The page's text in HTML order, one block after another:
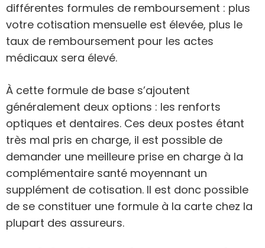
différentes formules de remboursement : plus
votre cotisation mensuelle est élevée, plus le
taux de remboursement pour les actes
médicaux sera élevé.
À cette formule de base s’ajoutent
généralement deux options : les renforts
optiques et dentaires. Ces deux postes étant
très mal pris en charge, il est possible de
demander une meilleure prise en charge à la
complémentaire santé moyennant un
supplément de cotisation. Il est donc possible
de se constituer une formule à la carte chez la
plupart des assureurs.